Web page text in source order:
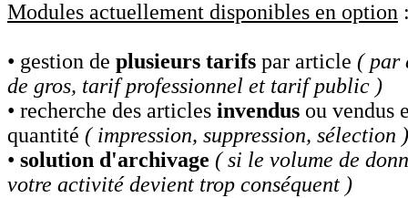
Modules actuellement disponibles en option
• gestion de plusieurs tarifs par article ( par
de gros, tarif professionnel et tarif public )
• recherche des articles invendus ou vendus
quantité ( impression, suppression, sélection )
• solution d'archivage ( si le volume de
votre activité devient trop conséquent )